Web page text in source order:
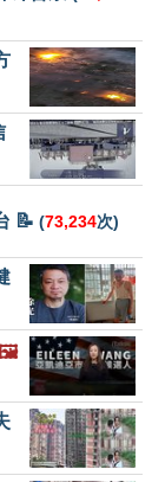
📝 (73,234次)